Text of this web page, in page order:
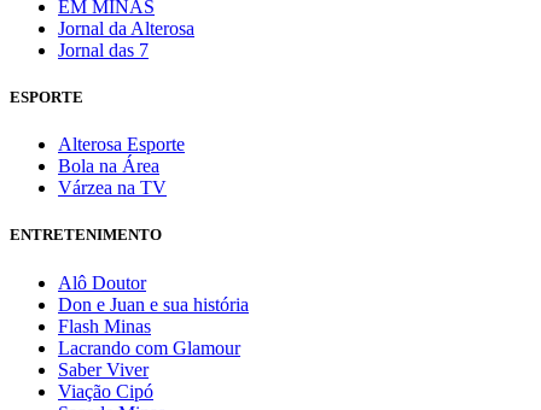
EM MINAS
Jornal da Alterosa
Jornal das 7
ESPORTE
Alterosa Esporte
Bola na Área
Várzea na TV
ENTRETENIMENTO
Alô Doutor
Don e Juan e sua história
Flash Minas
Lacrando com Glamour
Saber Viver
Viação Cipó